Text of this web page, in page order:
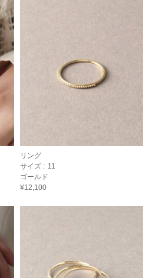
リング
サイズ : 11
ゴールド
¥12,100